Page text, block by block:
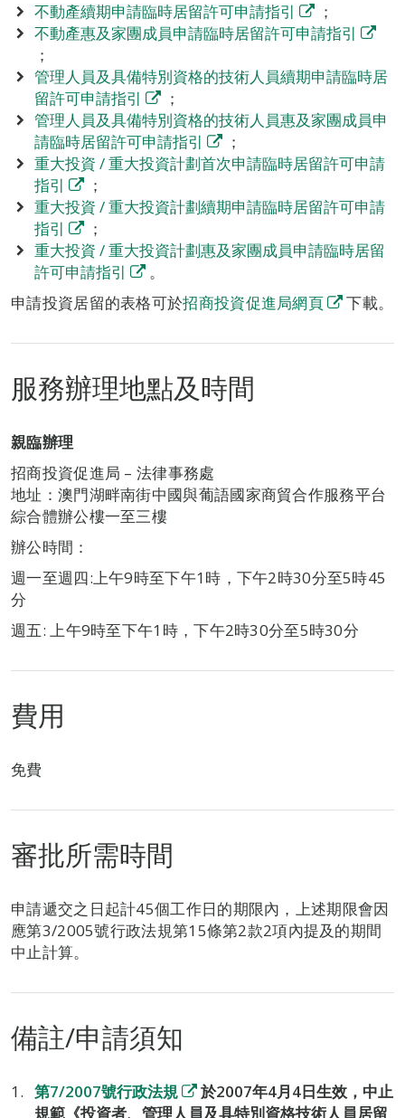
不動產續期申請臨時居留許可申請指引
；
不動產惠及家團成員申請臨時居留許可申請指引
；
管理人員及具備特別資格的技術人員續期申請臨時居
留許可申請指引
；
管理人員及具備特別資格的技術人員惠及家團成員申
請臨時居留許可申請指引
；
重大投資 / 重大投資計劃首次申請臨時居留許可申請
指引
；
重大投資 / 重大投資計劃續期申請臨時居留許可申請
指引
；
重大投資 / 重大投資計劃惠及家團成員申請臨時居留
許可申請指引
。
申請投資居留的表格可於招商投資促進局網頁 下載。
服務辦理地點及時間
親臨辦理
招商投資促進局 – 法律事務處
地址：澳門湖畔南街中國與葡語國家商貿合作服務平台
綜合體辦公樓一至三樓
辦公時間：
週一至週四:上午9時至下午1時，下午2時30分至5時45
分
週五: 上午9時至下午1時，下午2時30分至5時30分
費用
免費
審批所需時間
申請遞交之日起計45個工作日的期限內，上述期限會因
應第3/2005號行政法規第15條第2款2項內提及的期間
中止計算。
備註/申請須知
第7/2007號行政法規
於2007年4月4日生效，中止
規範《投資者、管理人員及具特別資格技術人員居留